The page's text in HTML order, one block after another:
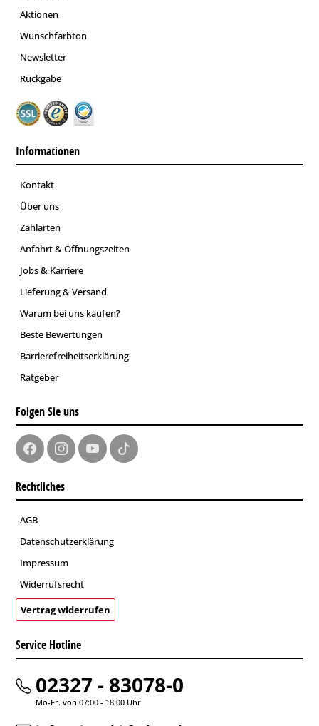
Aktionen
Wunschfarbton
Newsletter
Rückgabe
Informationen
Kontakt
Über uns
Zahlarten
Anfahrt & Öffnungszeiten
Jobs & Karriere
Lieferung & Versand
Warum bei uns kaufen?
Beste Bewertungen
Barrierefreiheitserklärung
Ratgeber
Folgen Sie uns
Rechtliches
AGB
Datenschutzerklärung
Impressum
Widerrufsrecht
Vertrag widerrufen
Service Hotline
02327 - 83078-0
Mo-Fr. von 07:00 - 18:00 Uhr